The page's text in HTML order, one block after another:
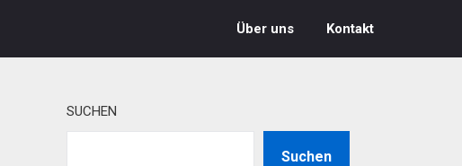
Über uns Kontakt
SUCHEN
Suchen